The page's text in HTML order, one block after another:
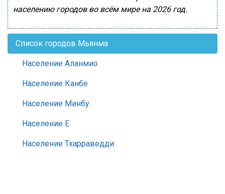
населению городов во всём мире на 2026 год.
Список городов Мьянма
Население Аланмио
Население Канбе
Население Минбу
Население Е
Население Тхарраведди